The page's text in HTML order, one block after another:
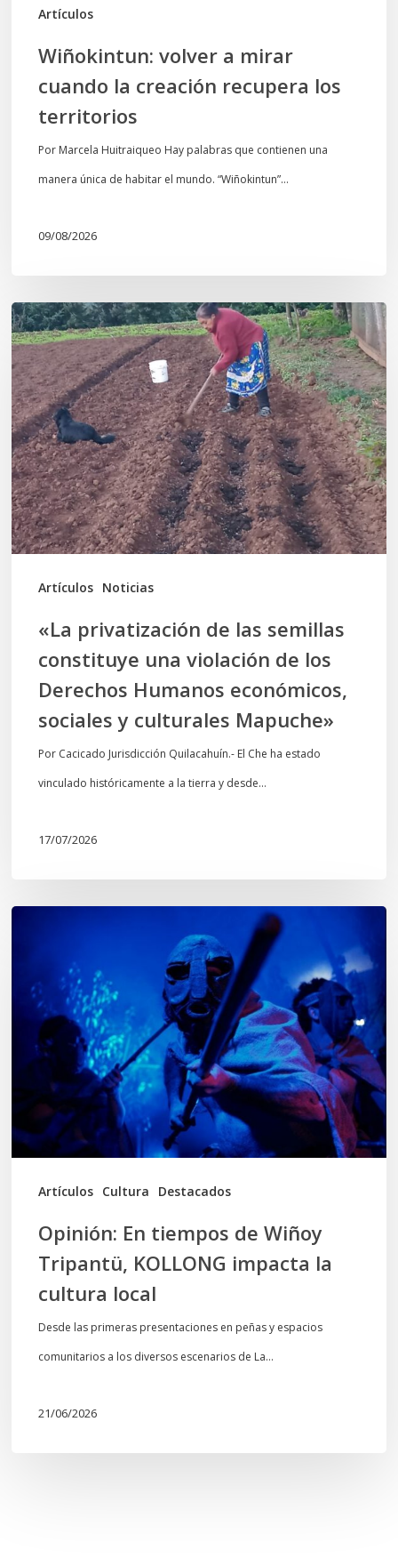
Artículos
territorios
Wiñokintun: volver a mirar
cuando la creación recupera los
territorios
Por Marcela Huitraiqueo Hay palabras que contienen una
manera única de habitar el mundo. “Wiñokintun”…
09/08/2026
Artículos Noticias
«La
privatización
de
las
semillas
constituye
una
violación
de
Humanos
económicos,
sociales
culturales
Mapuche»
«La privatización de las semillas
constituye una violación de los
Derechos Humanos económicos,
sociales y culturales Mapuche»
Por Cacicado Jurisdicción Quilacahuín.- El Che ha estado
vinculado históricamente a la tierra y desde…
17/07/2026
Artículos Cultura Destacados
tiempos
Wiñoy
Tripantü,
KOLLONG
impacta
la
cultura
Opinión: En tiempos de Wiñoy
Tripantü, KOLLONG impacta la
cultura local
Desde las primeras presentaciones en peñas y espacios
comunitarios a los diversos escenarios de La…
21/06/2026